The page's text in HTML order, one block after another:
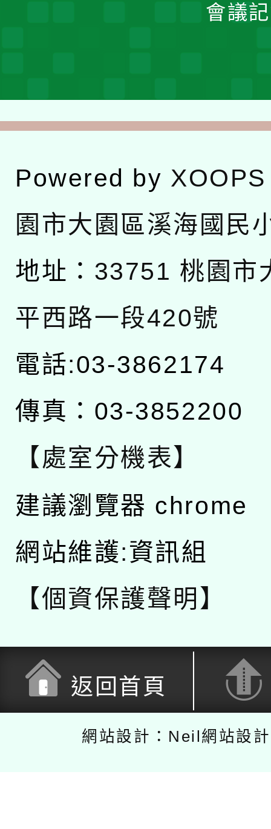
會議
Powered by XOOPS
園市大園區溪海國民
地址： 33751 桃園市
平西路一段420號
電話:03-3862174
傳真：03-3852200
【處室分機表】
建議瀏覽器 chrome
網站維護:資訊組
【個資保護聲明】
返回首頁
網站設計：Neil網站設